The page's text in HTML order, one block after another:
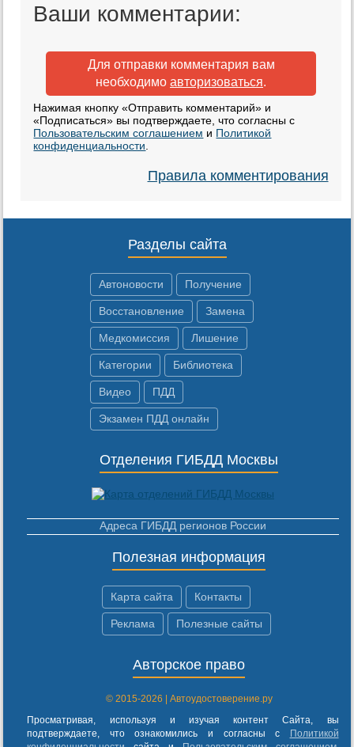
Ваши комментарии:
Для отправки комментария вам
необходимо авторизоваться.
Нажимая кнопку «Отправить комментарий» и
«Подписаться» вы подтверждаете, что согласны с
Пользовательским соглашением и Политикой
конфиденциальности
Правила комментирования
Разделы сайта
Автоновости Получение
Восстановление Замена
Медкомиссия Лишение
Категории Библиотека
Видео ПДД
Экзамен ПДД онлайн
Отделения ГИБДД Москвы
Адреса ГИБДД регионов России
Полезная информация
Карта сайта Контакты
Реклама Полезные сайты
Авторское право
© 2015-2026 | Автоудостоверение.ру
Просматривая, используя и изучая контент Сайта, вы
подтверждаете, что ознакомились и согласны с
Политикой